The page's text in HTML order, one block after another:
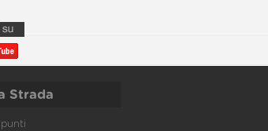
Strada